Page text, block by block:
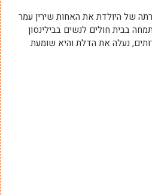
של היולדת את האחות שירין עמר
בבית חולים לנשים בבילינסון
נעלה את הדלת והיא שומעת